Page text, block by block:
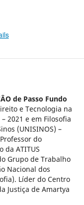
de Passo Fundo
e Tecnologia na
2021 e em Filosofia
(UNISINOS) –
do
da ATITUS
Grupo de Trabalho
Nacional dos
Líder do Centro
Justiça de Amartya